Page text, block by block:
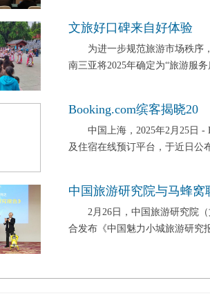
文旅好口碑来自好体验
为进一步规范旅游市场秩序
南三亚将2025年确定为“旅游服
Booking.com缤客揭晓20
中国上海，2025年2月25日 -
及住宿在线预订平台，于近日公
中国旅游研究院与马蜂窝
2月26日，中国旅游研究院（
合发布《中国魅力小城旅游研